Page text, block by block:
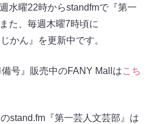
水曜22時からstandfmで『第一
た、毎週木曜7時頃に
かん』を更新中です。
備号』販売中のFANY Mallはこち
stand.fm『第一芸人文芸部』は